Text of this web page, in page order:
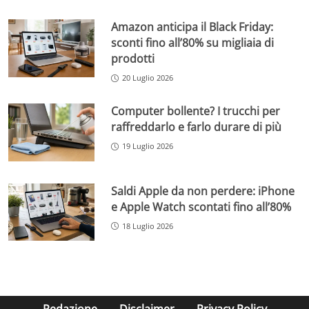
Amazon anticipa il Black Friday:
sconti fino all’80% su migliaia di
prodotti
20 Luglio 2026
Computer bollente? I trucchi per
raffreddarlo e farlo durare di più
19 Luglio 2026
Saldi Apple da non perdere: iPhone
e Apple Watch scontati fino all’80%
18 Luglio 2026